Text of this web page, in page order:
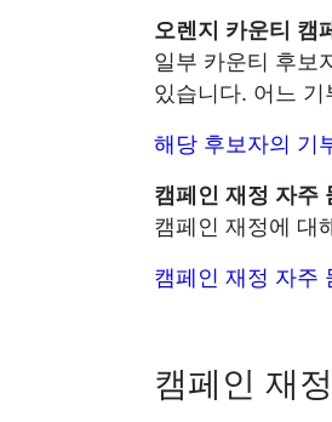
오렌지 카운티 캠
일부 카운티 후보
있습니다. 어느
해당 후보자의 기
캠페인 재정 자주
캠페인 재정에 대
캠페인 재정 자주
캠페인 재